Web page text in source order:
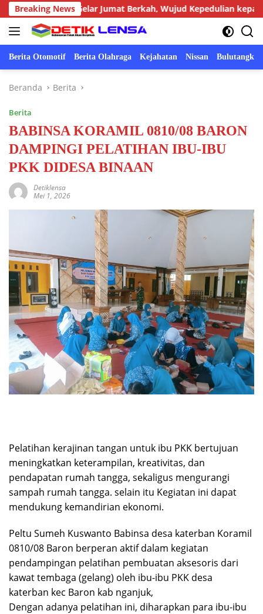
Langsung
ke
konten
Breaking News
Gelar Jumat Berkah, Wujud Kepedulian kepada
Berita Otomotif Berita Olahraga Kejahatan Nissan Bulutangkis
Beranda Berita
Berita
BABINSA KORAMIL 0810/08 BARON
DAMPINGI PELATIHAN IBU-IBU
PKK DIDESA BINAAN
Detiklensa
Mei 1, 2026
Pelatihan kerajinan tangan untuk ibu PKK bertujuan
meningkatkan keterampilan, kreativitas, dan
pendapatan rumah tangga, sekaligus mengurangi
sampah rumah tangga. selain itu Kegiatan ini dapat
mendukung kemandirian ekonomi.
Peltu Sumeh Kuswanto Babinsa desa katerban Koramil
0810/08 Baron berperan aktif dalam kegiatan
pendampingan pelatihan pembuatan aksesoris dari
kawat tembaga (gelang) oleh ibu-ibu PKK desa
katerban kec Baron kab nganjuk,
Dengan adanya pelatihan ini, diharapkan para ibu-ibu